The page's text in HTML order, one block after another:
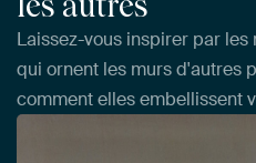
Laissez-vous inspirer par
qui ornent les murs d'autres
comment elles embellissent